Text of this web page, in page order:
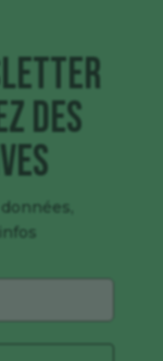
des